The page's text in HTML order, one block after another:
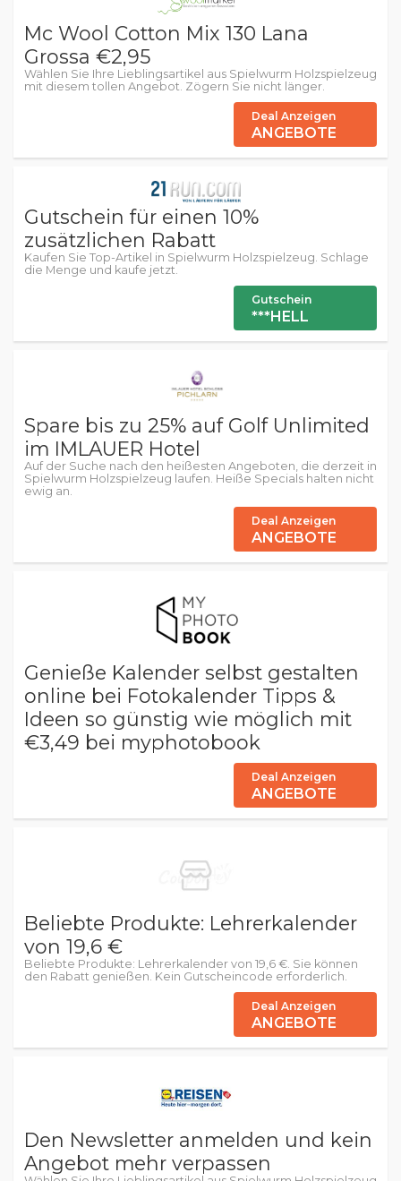
Mc Wool Cotton Mix 130 Lana
Grossa €2,95
Wählen Sie Ihre Lieblingsartikel aus Spielwurm Holzspielzeug
mit diesem tollen Angebot. Zögern Sie nicht länger.
Deal Anzeigen
ANGEBOTE
Gutschein für einen 10%
zusätzlichen Rabatt
Kaufen Sie Top-Artikel in Spielwurm Holzspielzeug. Schlage
die Menge und kaufe jetzt.
Gutschein
***HELL
Spare bis zu 25% auf Golf Unlimited
im IMLAUER Hotel
Auf der Suche nach den heißesten Angeboten, die derzeit in
Spielwurm Holzspielzeug laufen. Heiße Specials halten nicht
ewig an.
Deal Anzeigen
ANGEBOTE
Genieße Kalender selbst gestalten
online bei Fotokalender Tipps &
Ideen so günstig wie möglich mit
€3,49 bei myphotobook
Deal Anzeigen
ANGEBOTE
Beliebte Produkte: Lehrerkalender
von 19,6 €
Beliebte Produkte: Lehrerkalender von 19,6 €. Sie können
den Rabatt genießen. Kein Gutscheincode erforderlich.
Deal Anzeigen
ANGEBOTE
Den Newsletter anmelden und kein
Angebot mehr verpassen